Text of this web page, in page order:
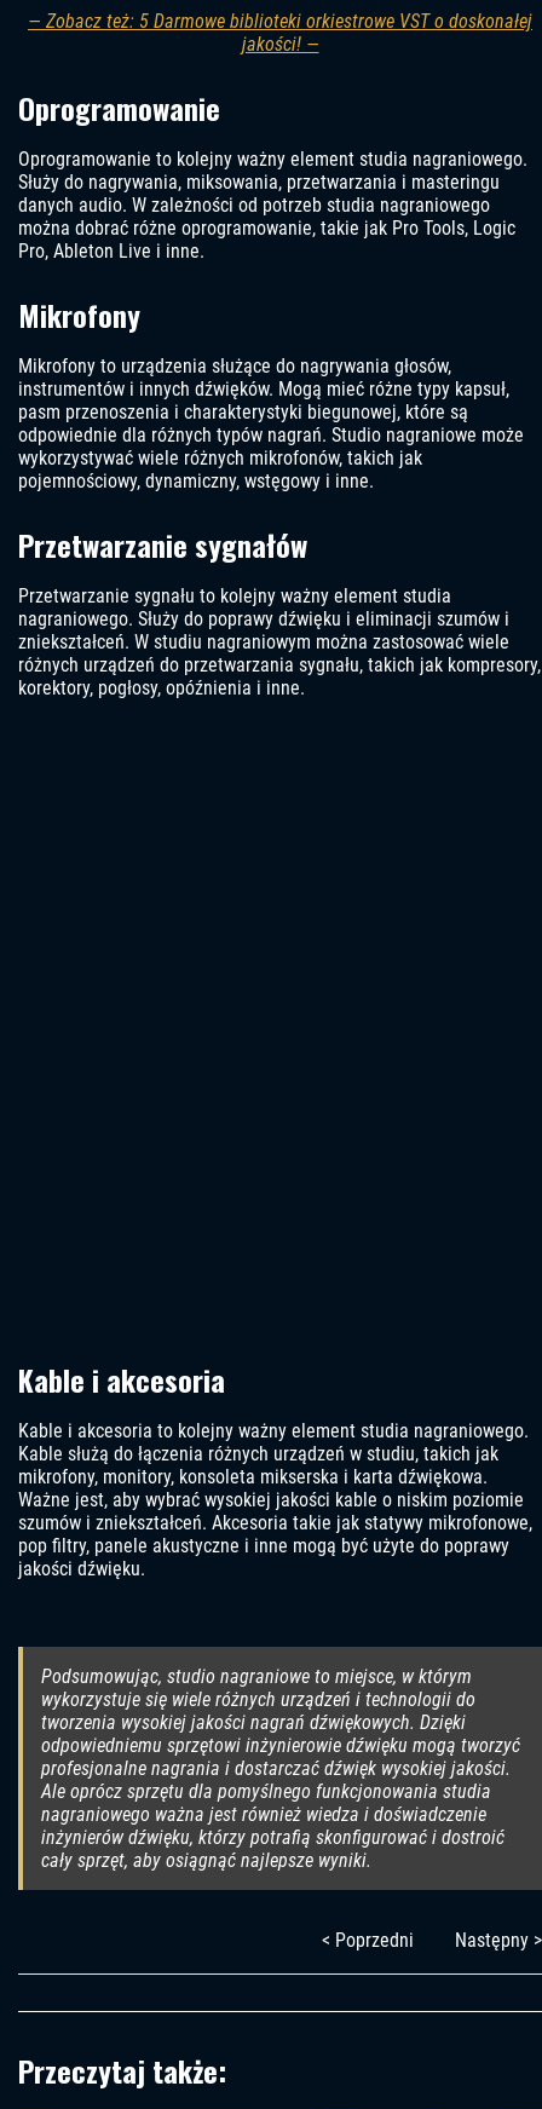
— Zobacz też: 5 Darmowe biblioteki orkiestrowe VST o doskonałej
jakości! —
Oprogramowanie
Oprogramowanie to kolejny ważny element studia nagraniowego.
Służy do nagrywania, miksowania, przetwarzania i masteringu
danych audio. W zależności od potrzeb studia nagraniowego
można dobrać różne oprogramowanie, takie jak Pro Tools, Logic
Pro, Ableton Live i inne.
Mikrofony
Mikrofony to urządzenia służące do nagrywania głosów,
instrumentów i innych dźwięków. Mogą mieć różne typy kapsuł,
pasm przenoszenia i charakterystyki biegunowej, które są
odpowiednie dla różnych typów nagrań. Studio nagraniowe może
wykorzystywać wiele różnych mikrofonów, takich jak
pojemnościowy, dynamiczny, wstęgowy i inne.
Przetwarzanie sygnałów
Przetwarzanie sygnału to kolejny ważny element studia
nagraniowego. Służy do poprawy dźwięku i eliminacji szumów i
zniekształceń. W studiu nagraniowym można zastosować wiele
różnych urządzeń do przetwarzania sygnału, takich jak kompresory,
korektory, pogłosy, opóźnienia i inne.
Kable i akcesoria
Kable i akcesoria to kolejny ważny element studia nagraniowego.
Kable służą do łączenia różnych urządzeń w studiu, takich jak
mikrofony, monitory, konsoleta mikserska i karta dźwiękowa.
Ważne jest, aby wybrać wysokiej jakości kable o niskim poziomie
szumów i zniekształceń. Akcesoria takie jak statywy mikrofonowe,
pop filtry, panele akustyczne i inne mogą być użyte do poprawy
jakości dźwięku.
Podsumowując, studio nagraniowe to miejsce, w którym
wykorzystuje się wiele różnych urządzeń i technologii do
tworzenia wysokiej jakości nagrań dźwiękowych. Dzięki
odpowiedniemu sprzętowi inżynierowie dźwięku mogą tworzyć
profesjonalne nagrania i dostarczać dźwięk wysokiej jakości.
Ale oprócz sprzętu dla pomyślnego funkcjonowania studia
nagraniowego ważna jest również wiedza i doświadczenie
inżynierów dźwięku, którzy potrafią skonfigurować i dostroić
cały sprzęt, aby osiągnąć najlepsze wyniki.
< Poprzedni Następny >
Przeczytaj także: